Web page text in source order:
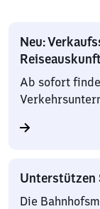
Neu:
Reiseauskunft
Ab sofort
Unterstützen
Die